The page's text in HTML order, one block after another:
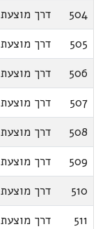
504
דרך מוצעת
505
דרך מוצעת
506
דרך מוצעת
507
דרך מוצעת
508
דרך מוצעת
509
דרך מוצעת
510
דרך מוצעת
511
דרך מוצעת